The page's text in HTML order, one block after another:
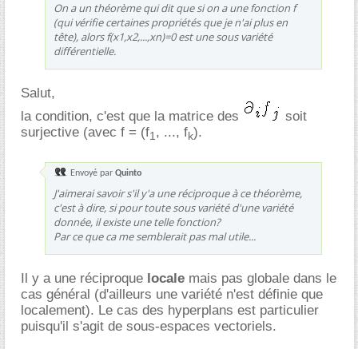
On a un théorème qui dit que si on a une fonction f
(qui vérifie certaines propriétés que je n'ai plus en
tête), alors f(x1,x2,...,xn)=0 est une sous variété
différentielle.
Salut,
la condition, c'est que la matrice des
soit
surjective (avec f = (f1, ..., fk).
Envoyé par Quinto
J'aimerai savoir s'il y'a une réciproque à ce théorème,
c'est à dire, si pour toute sous variété d'une variété
donnée, il existe une telle fonction?
Par ce que ca me semblerait pas mal utile...
Il y a une réciproque locale mais pas globale dans le
cas général (d'ailleurs une variété n'est définie que
localement). Le cas des hyperplans est particulier
puisqu'il s'agit de sous-espaces vectoriels.